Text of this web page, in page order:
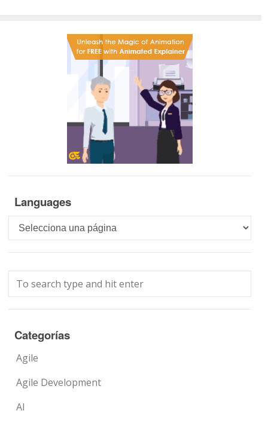
Languages
Languages
Categorías
Agile
Agile Development
AI